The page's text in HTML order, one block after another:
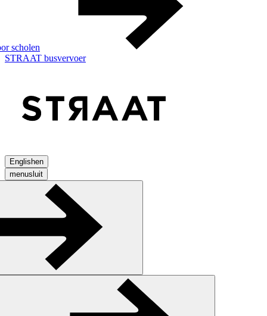
scholen
STRAAT busvervoer
Englishen
menusluit